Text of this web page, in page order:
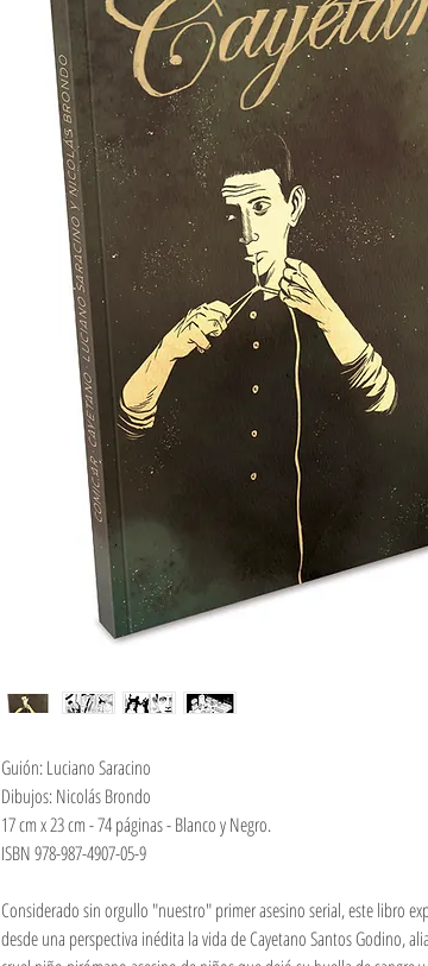
Guión: Luciano Saracino
Dibujos: Nicolás Brondo
17 cm x 23 cm -74 páginas -Blanco y Negro.
ISBN 978-987-4907-05-9
Considerado sin orgullo "nuestro" primer asesino serial, este libro
desde una perspectiva inédita la vida de Cayetano Santos Godino,